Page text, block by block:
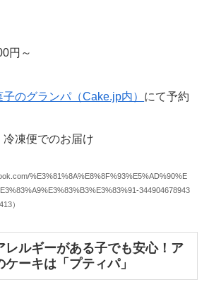
円～
子のグランパ（Cake.jp内） にて予約
凍便でのお届け
%E3%81%8A%E8%8F%93%E5%AD%90%E
344904678943
）
レルギーがある子でも安心！ア
ーキは「プティパ」